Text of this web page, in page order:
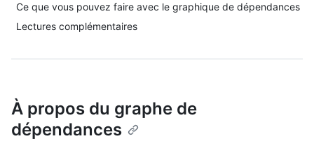
Ce que vous pouvez faire avec le graphique de dépendances
Lectures complémentaires
À propos du graphe de
dépendances